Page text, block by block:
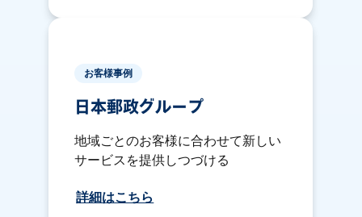
お客様事例
日本郵政グループ
地域ごとのお客様に合わせて新しい
サービスを提供しつづける
詳細はこちら